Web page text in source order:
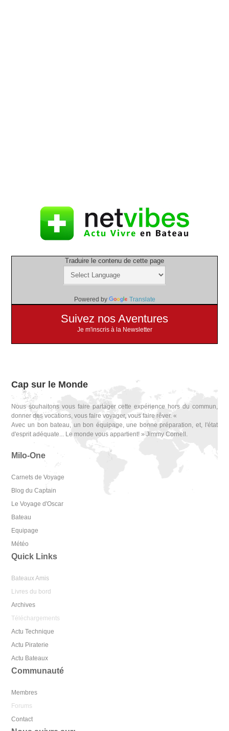
Traduire le contenu de cette page
Powered by Translate
Suivez nos Aventures
Je m'inscris à la Newsletter
Cap sur le Monde
Nous souhaitons vous faire partager cette expérience hors du commun,
donner des vocations, vous faire voyager, vous faire rêver. «
Avec un bon bateau, un bon équipage, une bonne préparation, et, l'état
d'esprit adéquate... Le monde vous appartient! » Jimmy Cornell.
Milo-One
Carnets de Voyage
Blog du Captain
Le Voyage d'Oscar
Bateau
Equipage
Météo
Quick Links
Bateaux Amis
Livres du bord
Archives
Téléchargements
Actu Technique
Actu Piraterie
Actu Bateaux
Communauté
Membres
Forums
Contact